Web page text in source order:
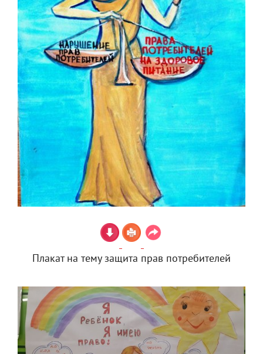
Плакат на тему защита прав потребителей